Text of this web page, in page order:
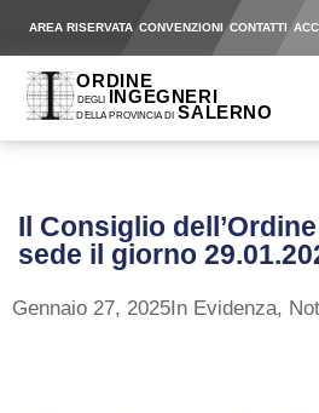
AREA RISERVATA CONVENZIONI CONTATTI
Il Consiglio
sede il giorno
Gennaio 27, 2025In Evidenza,